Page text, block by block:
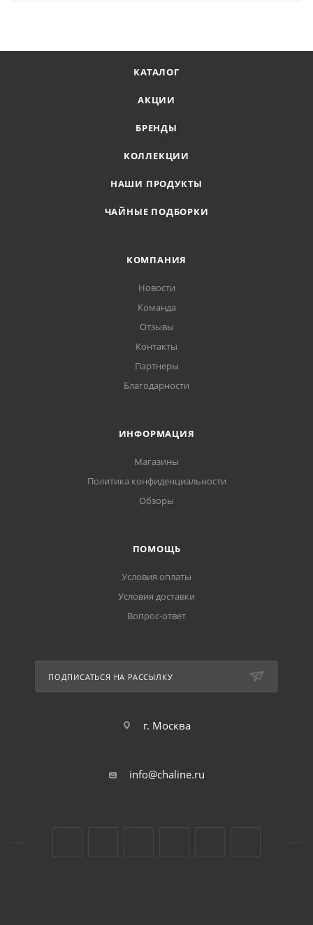
КАТАЛОГ
АКЦИИ
БРЕНДЫ
КОЛЛЕКЦИИ
НАШИ ПРОДУКТЫ
ЧАЙНЫЕ ПОДБОРКИ
КОМПАНИЯ
Новости
Команда
Отзывы
Контакты
Партнеры
Благодарности
ИНФОРМАЦИЯ
Магазины
Политика конфиденциальности
Обзоры
ПОМОЩЬ
Условия оплаты
Условия доставки
Вопрос-ответ
ПОДПИСАТЬСЯ НА РАССЫЛКУ
г. Москва
info@chaline.ru